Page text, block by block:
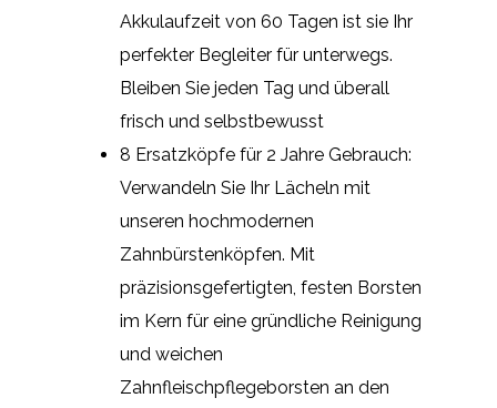
Akkulaufzeit von 60 Tagen ist sie Ihr
perfekter Begleiter für unterwegs.
Bleiben Sie jeden Tag und überall
frisch und selbstbewusst
8 Ersatzköpfe für 2 Jahre Gebrauch:
Verwandeln Sie Ihr Lächeln mit
unseren hochmodernen
Zahnbürstenköpfen. Mit
präzisionsgefertigten, festen Borsten
im Kern für eine gründliche Reinigung
und weichen
Zahnfleischpflegeborsten an den